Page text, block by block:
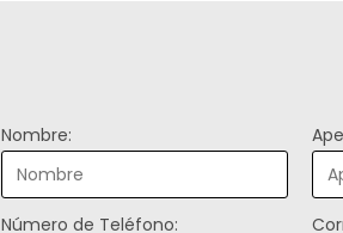
Nombre:
Número de Teléfono: